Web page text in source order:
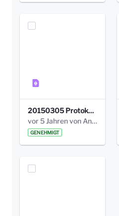
20150305 Protokoll Bismarckplatz _UrbanG_01.pdf
vor 5 Jahren von Anni Schlumberger
GENEHMIGT